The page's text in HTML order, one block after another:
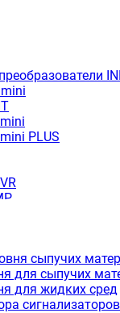
mini
PLUS
сыпучих
для сыпучих
для жидких сред